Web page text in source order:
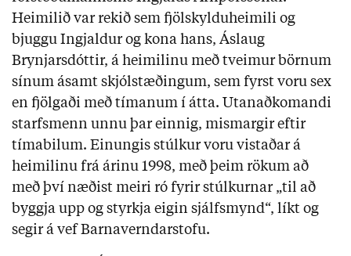
Heimilið var rekið sem fjölskylduheimili og
bjuggu Ingjaldur og kona hans, Áslaug
Brynjarsdóttir, á heimilinu með tveimur börnum
sínum ásamt skjólstæðingum, sem fyrst voru sex
en fjölgaði með tímanum í átta. Utanaðkomandi
starfsmenn unnu þar einnig, mismargir eftir
tímabilum. Einungis stúlkur voru vistaðar á
heimilinu frá árinu 1998, með þeim rökum að
með því næðist meiri ró fyrir stúlkurnar „til að
byggja upp og styrkja eigin sjálfsmynd“, líkt og
segir á vef Barnaverndarstofu.